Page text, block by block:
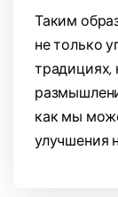
Таким
не только
традициях,
как мы
улучшения